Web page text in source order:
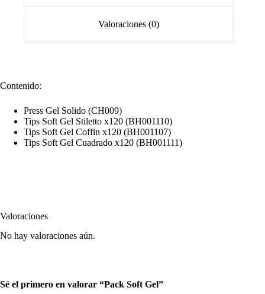
Valoraciones (0)
Contenido:
Press Gel Solido (CH009)
Tips Soft Gel Stiletto x120 (BH001110)
Tips Soft Gel Coffin x120 (BH001107)
Tips Soft Gel Cuadrado x120 (BH001111)
Valoraciones
No hay valoraciones aún.
Sé el primero en valorar “Pack Soft Gel”